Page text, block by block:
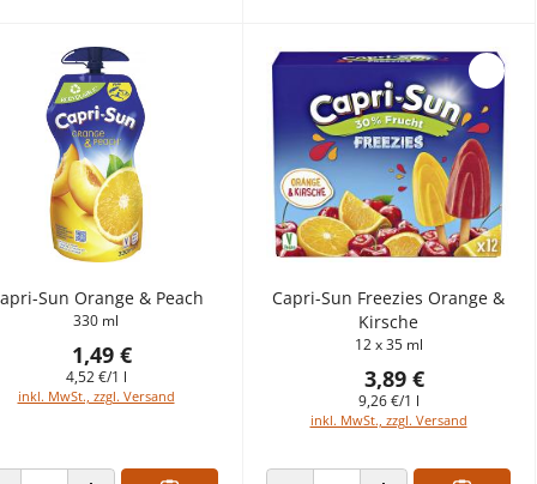
Sun Orange & Peach
330 ml
1,49 €
4,52 €/1 l
inkl. MwSt., zzgl. Versand
Capri-Sun Freezies Orange &
Kirsche
12 x 35 ml
3,89 €
9,26 €/1 l
inkl. MwSt., zzgl. Versand